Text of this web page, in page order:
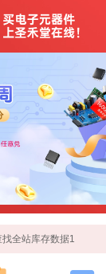
全站库存数据1